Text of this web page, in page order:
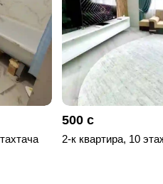
500 с
2-к квартира, 10